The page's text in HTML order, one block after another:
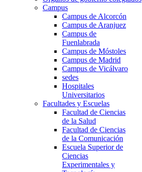
Campus
Campus de Alcorcón
Campus de Aranjuez
Campus de
Fuenlabrada
Campus de Móstoles
Campus de Madrid
Campus de Vicálvaro
sedes
Hospitales
Universitarios
Facultades y Escuelas
Facultad de Ciencias
de la Salud
Facultad de Ciencias
de la Comunicación
Escuela Superior de
Ciencias
Experimentales y